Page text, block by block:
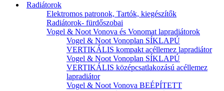
Radiátorok
Elektromos patronok, Tartók, kiegészítők
Radiátorok- fürdőszobai
Vogel & Noot Vonova és Vonomat lapradiátorok
Vogel & Noot Vonoplan SÍKLAPÚ
VERTIKÁLIS kompakt acéllemez lapradiátor
Vogel & Noot Vonoplan SÍKLAPÚ
VERTIKÁLIS középcsatlakozású acéllemez
lapradiátor
Vogel & Noot Vonova BEÉPÍTETT